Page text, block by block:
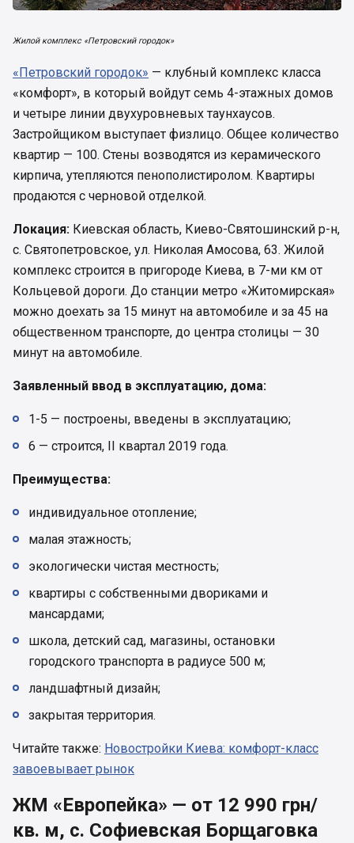
Жилой комплекс «Петровский городок»
«Петровский городок» — клубный комплекс класса
«комфорт», в который войдут семь 4-этажных домов
и четыре линии двухуровневых таунхаусов.
Застройщиком выступает физлицо. Общее количество
квартир — 100. Стены возводятся из керамического
кирпича, утепляются пенополистиролом. Квартиры
продаются с черновой отделкой.
Локация: Киевская область, Киево-Святошинский р-н,
с. Святопетровское, ул. Николая Амосова, 63. Жилой
комплекс строится в пригороде Киева, в 7-ми км от
Кольцевой дороги. До станции метро «Житомирская»
можно доехать за 15 минут на автомобиле и за 45 на
общественном транспорте, до центра столицы — 30
минут на автомобиле.
Заявленный ввод в эксплуатацию, дома:
1-5 — построены, введены в эксплуатацию;
6 — строится, II квартал 2019 года.
Преимущества:
индивидуальное отопление;
малая этажность;
экологически чистая местность;
квартиры с собственными двориками и
мансардами;
школа, детский сад, магазины, остановки
городского транспорта в радиусе 500 м;
ландшафтный дизайн;
закрытая территория.
Читайте также: Новостройки Киева: комфорт-класс
завоевывает рынок
ЖМ «Европейка» — от 12 990 грн/
кв. м, с. Софиевская Борщаговка